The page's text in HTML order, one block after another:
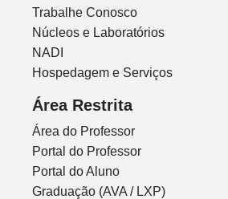
Trabalhe Conosco
Núcleos e Laboratórios
NADI
Hospedagem e Serviços
Área Restrita
Área do Professor
Portal do Professor
Portal do Aluno
Graduação (AVA / LXP)